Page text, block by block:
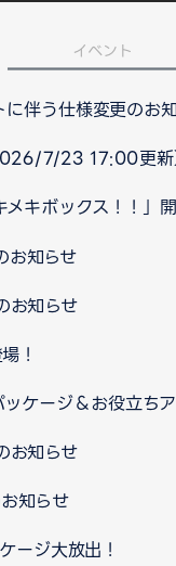
イベント
伴う仕様変更のお
7/23 17:00更新
メキボックス！！」
お知らせ
お知らせ
！
ケージ＆お役立ち
お知らせ
知らせ
ージ大放出！